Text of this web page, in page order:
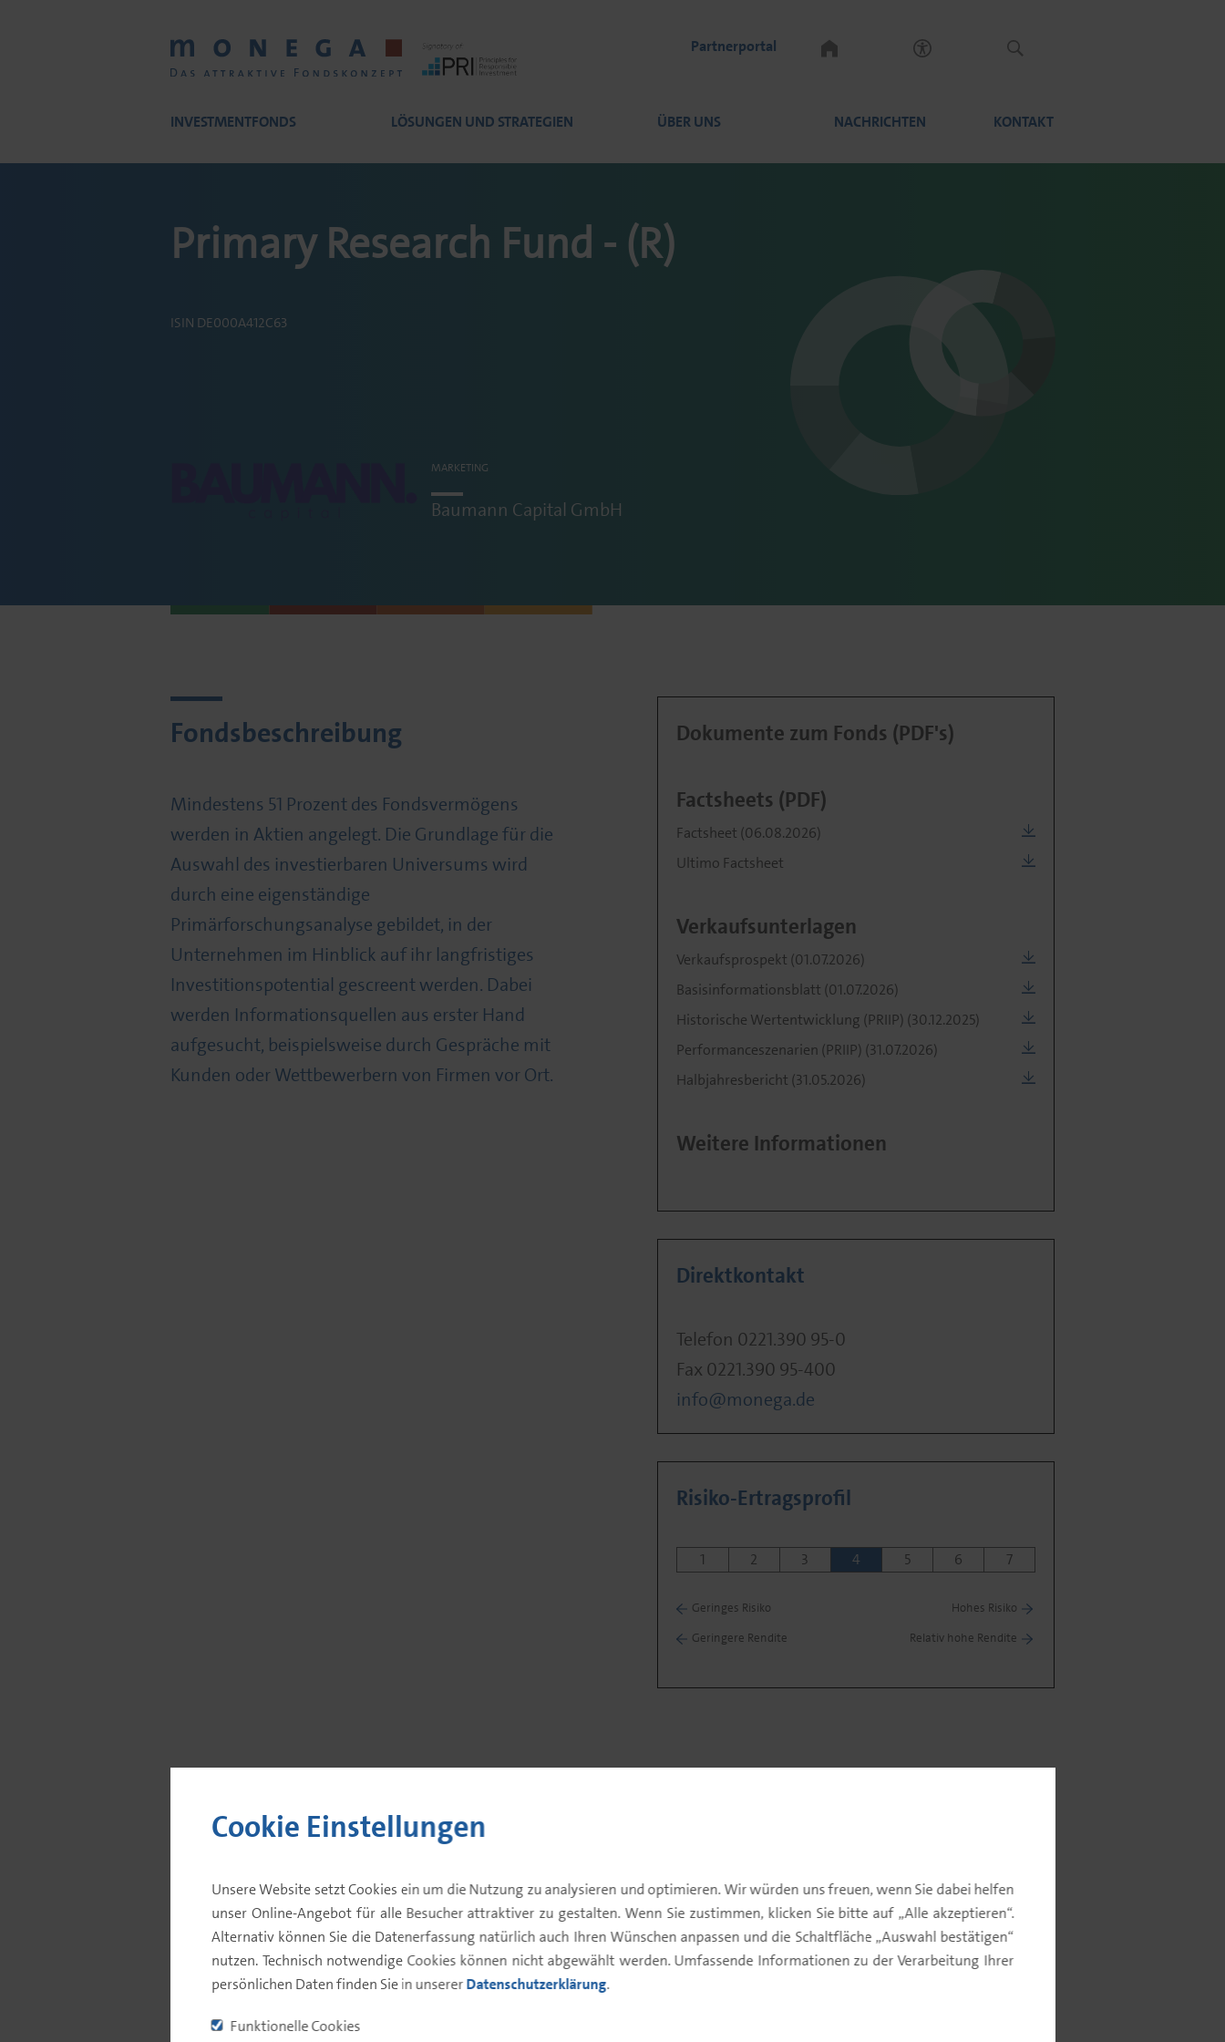
Cookie Einstellungen
Unsere Website setzt Cookies ein um die Nutzung zu analysieren und optimieren. Wir würden uns freuen, wenn Sie dabei helfen
unser Online-Angebot für alle Besucher attraktiver zu gestalten. Wenn Sie zustimmen, klicken Sie bitte auf „Alle akzeptieren“.
Alternativ können Sie die Datenerfassung natürlich auch Ihren Wünschen anpassen und die Schaltfläche „Auswahl bestätigen“
nutzen. Technisch notwendige Cookies können nicht abgewählt werden. Umfassende Informationen zu der Verarbeitung Ihrer
persönlichen Daten finden Sie in unsererDatenschutzerklärung.
Funktionelle Cookies
Partnerportal
navigation
INVESTMENTFONDS LÖSUNGEN UND STRATEGIEN ÜBER UNS NACHRICHTEN KONTAKT
Primary Research Fund - (R)
ISIN DE000A412C63
MARKETING
Baumann Capital GmbH
Fondsbeschreibung
Mindestens 51 Prozent des Fondsvermögens
werden in Aktien angelegt. Die Grundlage für die
Auswahl des investierbaren Universums wird
durch eine eigenständige
Primärforschungsanalyse gebildet, in der
Unternehmen im Hinblick auf ihr langfristiges
Investitionspotential gescreent werden. Dabei
werden Informationsquellen aus erster Hand
aufgesucht, beispielsweise durch Gespräche mit
Kunden oder Wettbewerbern von Firmen vor Ort.
Dokumente zum Fonds (PDF's)
Factsheets (PDF)
Factsheet (06.08.2026)
Ultimo Factsheet
Verkaufsunterlagen
Verkaufsprospekt (01.07.2026)
Basisinformationsblatt (01.07.2026)
Historische Wertentwicklung (PRIIP) (30.12.2025)
Performanceszenarien (PRIIP) (31.07.2026)
Halbjahresbericht (31.05.2026)
Weitere Informationen
Direktkontakt
Telefon 0221.390 95-0
Fax 0221.390 95-400
info@monega.de
Risiko-Ertragsprofil
1 2 3 4 5 6 7
Geringes Risiko
Hohes Risiko
Geringere Rendite
Relativ hohe Rendite
Wertentwicklung Portfolio
STAMMDATEN
KATEGORIE